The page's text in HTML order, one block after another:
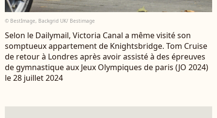
© BestImage, Backgrid UK/ Bestimage
Selon le Dailymail, Victoria Canal a même visité son
somptueux appartement de Knightsbridge. Tom Cruise
de retour à Londres après avoir assisté à des épreuves
de gymnastique aux Jeux Olympiques de paris (JO 2024)
le 28 juillet 2024